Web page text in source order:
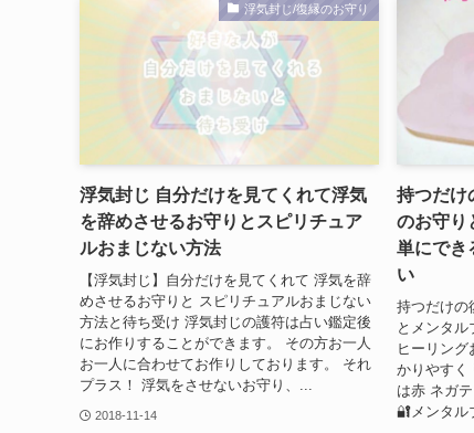
浮気封じ/復縁のお守り
浮気封じ 自分だけを見てくれて浮気
を辞めさせるお守りとスピリチュア
ルおまじない方法
【浮気封じ】自分だけを見てくれて 浮気を辞
めさせるお守りと スピリチュアルおまじない
方法と待ち受け 浮気封じの護符は占い鑑定後
にお作りすることができます。 その方お一人
お一人に合わせてお作りしております。 それ
プラス！ 浮気をさせないお守り、...
2018-11-14
持つだけ
のお守り
単にでき
い
持つだけの
とメンタル
ヒーリング
かりやすく
は赤 ネガ
🔐メンタル